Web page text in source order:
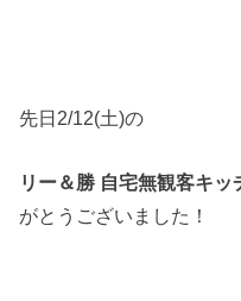
先日2/12(土)の
リー＆勝 自宅無観客キッ
がとうございました！